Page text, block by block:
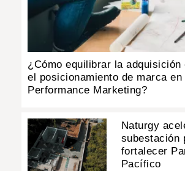
¿Cómo equilibrar la
el posicionamiento de marca en
Performance Marketing?
Naturgy
subestación
fortalecer
Pacífico